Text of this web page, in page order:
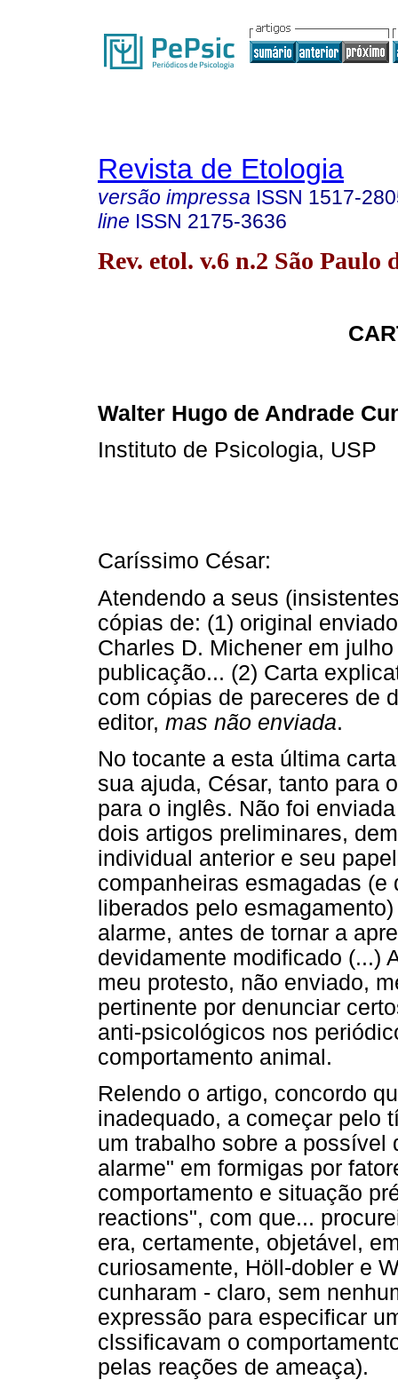
Revista de Etologia
versão impressa ISSN 1517-
line ISSN 2175-3636
Rev. etol. v.6 n.2 São Paulo
Walter Hugo de Andrade
Instituto de Psicologia, USP
Caríssimo César:
Atendendo a seus
cópias de: (1) original
Charles D. Michener em
publicação... (2) Carta
com cópias de pareceres de
editor, mas não enviada.
No tocante a esta última
sua ajuda, César, tanto para
para o inglês. Não foi
dois artigos preliminares,
individual anterior e seu
companheiras esmagadas
liberados pelo
alarme, antes de tornar a
devidamente modificado (...)
meu protesto, não enviado,
pertinente por denunciar
anti-psicológicos nos
comportamento animal.
Relendo o artigo, concordo
inadequado, a começar pelo
um trabalho sobre a possível
alarme" em formigas por
comportamento e situação
reactions", com que...
era, certamente, objetável,
curiosamente, Höll-dobler e
cunharam - claro, sem
expressão para especificar
clssificavam o
pelas reações de ameaça).